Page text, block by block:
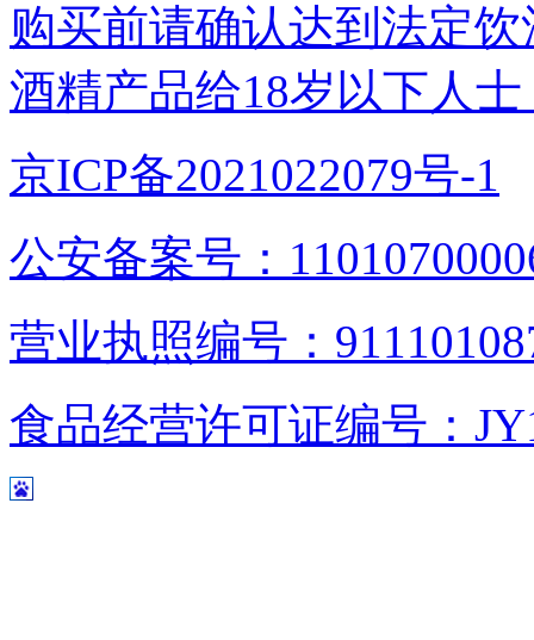
购买前请确认达到法定
酒精产品给18岁以下人士
京ICP备2021022079号-1
公安备案号：
营业执照编号：
食品经营许可证编号：